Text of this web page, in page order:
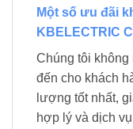
Một số ưu đãi
KBELECTRIC
Chúng tôi
đến cho khách
lượng tốt nhất,
hợp lý và dịch